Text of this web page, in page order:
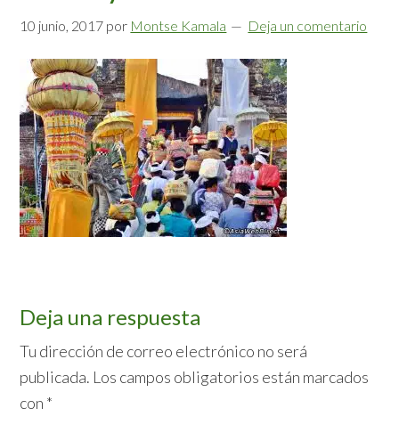
10 junio, 2017 por Montse Kamala Deja un comentario
Interacciones
con
los
lectores
Deja una respuesta
Tu dirección de correo electrónico no será
publicada. Los campos obligatorios están marcados
con *